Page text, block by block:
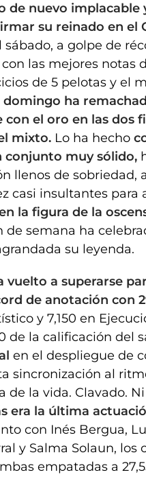
de nuevo
su reinado en el
sábado, a golpe de
las mejores notas
de 5 pelotas y el
domingo ha
el oro en las dos
mixto. Lo ha hecho
conjunto muy sólido,
llenos de sobriedad,
casi insultantes para
la figura de la
semana ha
su leyenda.
vuelto a superarse
de anotación con
y 7,150 en
de la calificación del
en el despliegue de
sincronización al
de la vida. Clavado.
era la última
con Inés Bergua,
y Salma Solaun,
empatadas a